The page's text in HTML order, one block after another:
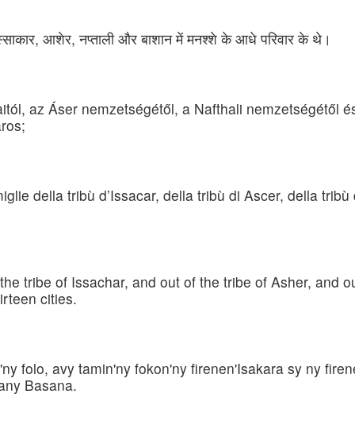
आशेर, नप्ताली और बाशान में मनश्शे के आधे परिवार के थे।
az Áser nemzetségétől, a Nafthali nemzetségétől
della tribù d’Issacar, della tribù di Ascer, della
tribe of Issachar, and out of the tribe of Asher, and
cities.
folo, avy tamin'ny fokon'ny firenen'Isakara sy ny
Basana.